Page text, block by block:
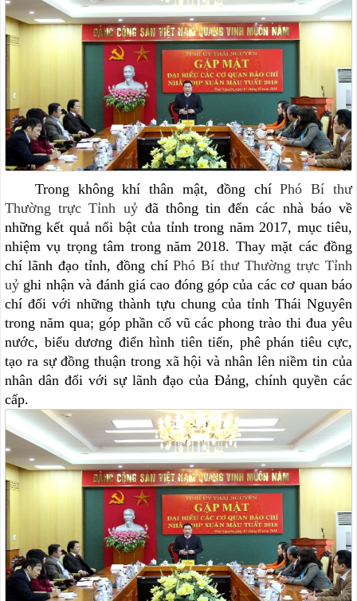
Trong không khí thân mật, đồng chíPhó Bí thư
Thường trực Tỉnh uỷđã thông tin đến các nhà báo về
những kết quả nổi bật của tỉnh trong năm 2017, mục tiêu,
nhiệm vụ trọng tâm trong năm 2018. Thay mặt các đồng
chí lãnh đạo tỉnh, đồng chíPhó Bí thư Thường trực Tỉnh
uỷ ghi nhận và đánh giá cao đóng góp của các cơ quan báo
chí đối với những thành tựu chung của tỉnh Thái Nguyên
trong năm qua; góp phần cổ vũ các phong trào thi đua yêu
nước, biểu dương điển hình tiên tiến, phê phán tiêu cực,
tạo ra sự đồng thuận trong xã hội và nhân lên niềm tin của
nhân dân đối với sự lãnh đạo của Đảng, chính quyền các
cấp.